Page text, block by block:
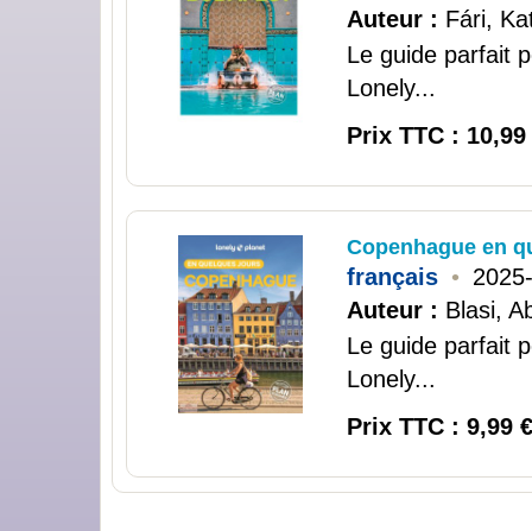
Auteur : Fári,
Le guide parfait
Lonely...
Prix TTC : 10,99
Copenhague en
français •
Auteur : Blasi,
Le guide parfait
Lonely...
Prix TTC : 9,99 €